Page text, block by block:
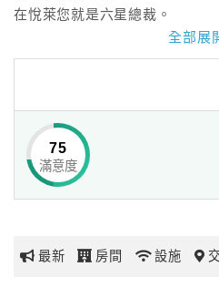
球
網
玩
在悅萊您就是六星總裁。
悅萊的絕對堅持
游泳池為24小時清潔過濾系統，
隨時檢測其清潔度與水質，讓
悅萊更用心地開發專屬的備品系
用玫瑰精油。
大遠百、秋紅谷、國家歌劇院
全部展
75
滿意度
最新 房間 設施